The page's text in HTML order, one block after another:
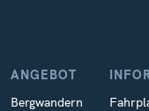
ANGEBOT
Bergwandern